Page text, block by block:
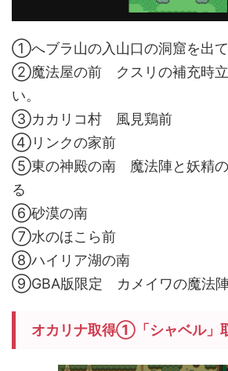
①へブラ山の入山口の洞窟を出て
②魔法屋の前 クスリの補充時立
い。
③カカリコ村 風見鶏前
④リンクの家前
⑤東の神殿の南 魔法陣と妖精の
る
⑥砂漠の南
⑦水のほこら前
⑧ハイリア湖の南
⑨GBA版限定 カメイワの魔法陣
オカリナ取得①「シャベル」